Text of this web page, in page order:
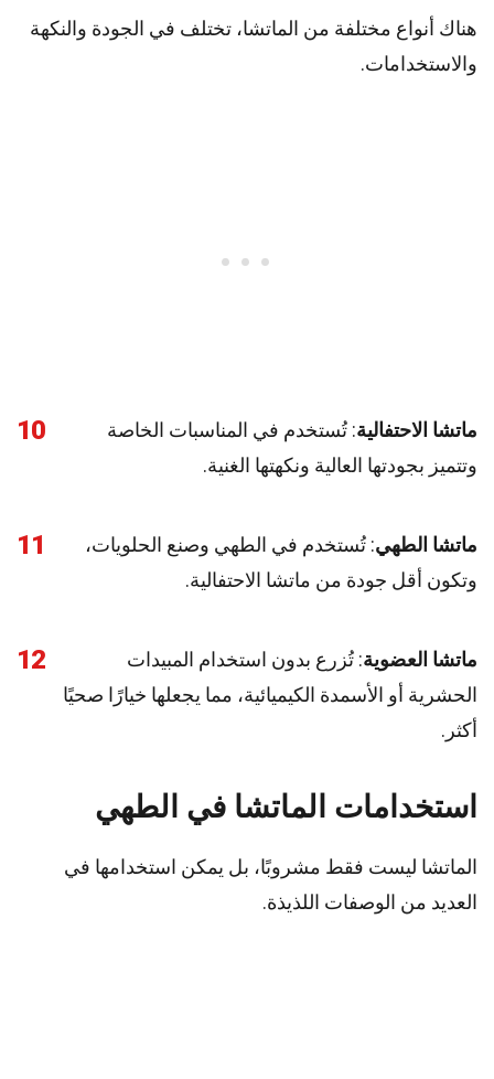
هناك أنواع مختلفة من الماتشا، تختلف في الجودة والنكهة
والاستخدامات.
10 ماتشا الاحتفالية: تُستخدم في المناسبات الخاصة
وتتميز بجودتها العالية ونكهتها الغنية.
11 ماتشا الطهي: تُستخدم في الطهي وصنع الحلويات،
وتكون أقل جودة من ماتشا الاحتفالية.
12 ماتشا العضوية: تُزرع بدون استخدام المبيدات
الحشرية أو الأسمدة الكيميائية، مما يجعلها خيارًا صحيًا
أكثر.
استخدامات الماتشا في الطهي
الماتشا ليست فقط مشروبًا، بل يمكن استخدامها في
العديد من الوصفات اللذيذة.